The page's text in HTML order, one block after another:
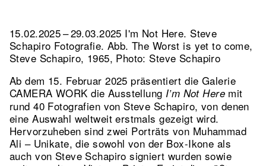
15.02.2025 – 29.03.2025 I'm Not Here. Steve
Schapiro Fotografie. Abb. The Worst is yet to come,
Steve Schapiro, 1965, Photo: Steve Schapiro
Ab dem 15. Februar 2025 präsentiert die Galerie
CAMERA WORK die Ausstellung I’m Not Here mit
rund 40 Fotografien von Steve Schapiro, von denen
eine Auswahl weltweit erstmals gezeigt wird.
Hervorzuheben sind zwei Porträts von Muhammad
Ali – Unikate, die sowohl von der Box-Ikone als
auch von Steve Schapiro signiert wurden sowie